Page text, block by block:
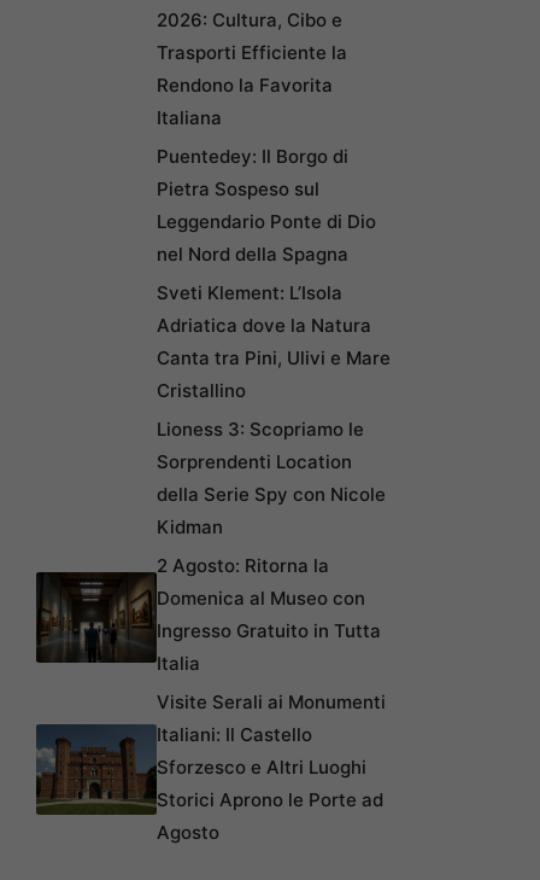
2026: Cultura, Cibo e
Trasporti Efficiente la
Rendono la Favorita
Italiana
Puentedey: Il Borgo di
Pietra Sospeso sul
Leggendario Ponte di Dio
nel Nord della Spagna
Sveti Klement: L’Isola
Adriatica dove la Natura
Canta tra Pini, Ulivi e Mare
Cristallino
Lioness 3: Scopriamo le
Sorprendenti Location
della Serie Spy con Nicole
Kidman
2 Agosto: Ritorna la
Domenica al Museo con
Ingresso Gratuito in Tutta
Italia
Visite Serali ai Monumenti
Italiani: Il Castello
Sforzesco e Altri Luoghi
Storici Aprono le Porte ad
Agosto